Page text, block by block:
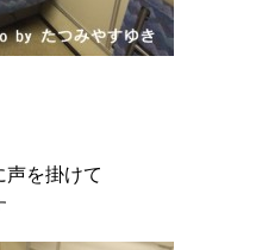
声を掛けて